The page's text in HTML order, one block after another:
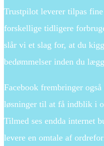
Trustpilot leverer tilpas
forskellige tidligere
slår vi et slag for, at du
bedømmelser inden du
Facebook frembringer
løsninger til at få indblik i
Tilmed ses endda internet
levere en omtale af